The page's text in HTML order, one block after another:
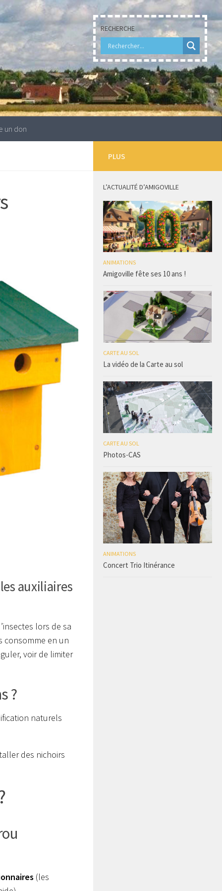
RECHERCHE
un don
auxiliaires
lors de sa
consomme en un
voir de limiter
?
naturels
des nichoirs
(les
PLUS
L’ACTUALITÉ D’AMIGOVILLE
ANIMATIONS
Amigoville fête ses 10 ans !
CARTE AU SOL
La vidéo de la Carte au sol
CARTE AU SOL
Photos-CAS
ANIMATIONS
Concert Trio Itinérance